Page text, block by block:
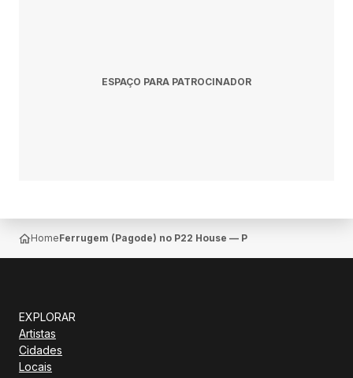
ESPAÇO PARA PATROCINADOR
HomeFerrugem (Pagode) no P22 House — Porto Novo
EXPLORAR
Artistas
Cidades
Locais